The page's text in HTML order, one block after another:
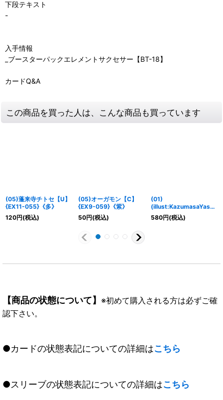
下段テキスト
-
入手情報
_ブースターパックエレメントサクセサー【BT-18】
カードQ&A
この商品を買った人は、こんな商品も買っています
(05)蓬来寺チトセ【U】
{EX11-055}《多》
120円(税込)
(05)オーガモン【C】
{EX9-059}《紫》
50円(税込)
(01)
(illust:KazumasaYasuk
uni)ムゲンドラモン
【SEC】{EX1-073}
580円(税込)
【商品の状態について】 ※初めて購入される方は必ずご確
認下さい。
●カードの状態表記についての詳細はこちら
●スリーブの状態表記についての詳細はこちら